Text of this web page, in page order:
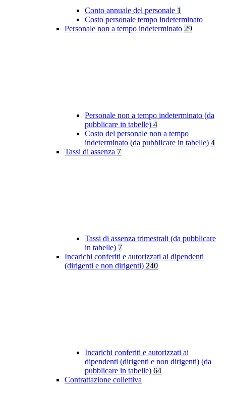
Conto annuale del personale 1
Costo personale tempo indeterminato
Personale non a tempo indeterminato 29
Personale non a tempo indeterminato (da
pubblicare in tabelle) 4
Costo del personale non a tempo
indeterminato (da pubblicare in tabelle) 4
Tassi di assenza 7
Tassi di assenza trimestrali (da pubblicare
in tabelle) 7
Incarichi conferiti e autorizzati ai dipendenti
(dirigenti e non dirigenti) 240
Incarichi conferiti e autorizzati ai
dipendenti (dirigenti e non dirigenti) (da
pubblicare in tabelle) 64
Contrattazione collettiva